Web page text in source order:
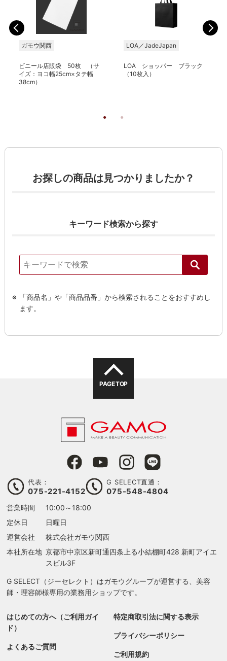
ガモウ関西
ビニール店販袋 50枚 （サ
イズ：ヨコ幅25cm×タテ幅
38cm）
LOA／JadeJapan
LOA ショッパー ブラック
（10枚入）
お探しの商品は見つかりましたか？
キーワード検索から探す
「商品名」や「商品品番」から検索されることをおすすめし
ます。
PAGE TOP
代表：
075-221-4152
G SELECT直通：
075-548-4804
営業時間
10:00～18:00
定休日
日曜日
運営会社
株式会社ガモウ関西
本社所在地 京都市中京区新町通四条上る小結棚町428 新町アイエ
スビル3F
G SELECT（ジーセレクト）はガモウグループが運営する、美容
師・理容師様専用の業務用ショップです。
はじめての方へ（ご利用ガイ
ド）
よくあるご質問
特定商取引法に関する表示
プライバシーポリシー
ご利用規約